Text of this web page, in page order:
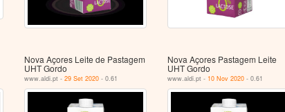
Nova Açores Leite de Pastagem
UHT Gordo
www.aldi.pt -29 Set 2020 - 0.61
Nova Açores Pastagem Leite
UHT Gordo
www.aldi.pt - 10 Nov 2020- 0.61